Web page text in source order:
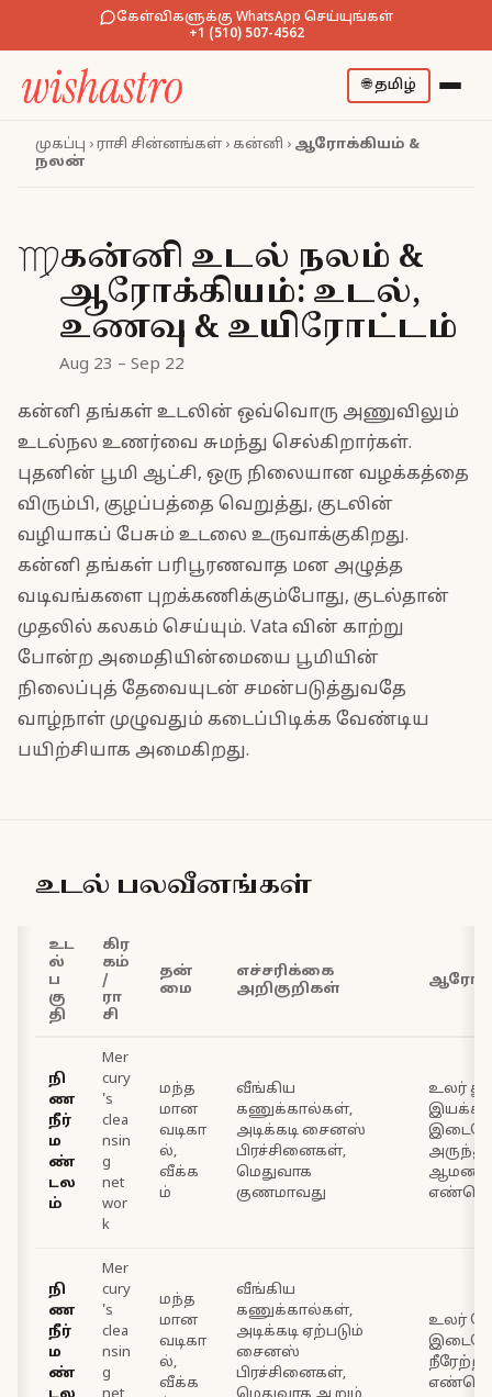
கேள்விகளுக்கு WhatsApp செய்யுங்கள்
+1 (510) 507-4562
🌐தமிழ்
முகப்பு ›ராசி சின்னங்கள்› கன்னி › ஆரோக்கியம் &
நலன்
♍கன்னி உடல் நலம் &
ஆரோக்கியம்: உடல்,
உணவு & உயிரோட்டம்
Aug 23 – Sep 22
கன்னி தங்கள் உடலின் ஒவ்வொரு அணுவிலும்
உடல்நல உணர்வை சுமந்து செல்கிறார்கள்.
புதனின் பூமி ஆட்சி, ஒரு நிலையான வழக்கத்தை
விரும்பி, குழப்பத்தை வெறுத்து, குடலின்
வழியாகப் பேசும் உடலை உருவாக்குகிறது.
கன்னி தங்கள் பரிபூரணவாத மன அழுத்த
வடிவங்களை புறக்கணிக்கும்போது, குடல்தான்
முதலில் கலகம் செய்யும். Vata வின் காற்று
போன்ற அமைதியின்மையை பூமியின்
நிலைப்புத் தேவையுடன் சமன்படுத்துவதே
வாழ்நாள் முழுவதும் கடைப்பிடிக்க வேண்டிய
பயிற்சியாக அமைகிறது.
உடல் பலவீனங்கள்
உட
ல்
ப
கு
தி
கிர
கம்
/
ரா
சி
தன்
மை
எச்சரிக்கை
அறிகுறிகள்
நி
ண
நீர்
ம
ண்
டல
ம்
Mer
cury
's
clea
nsin
g
net
wor
k
மந்த
மான
வடிகா
ல்,
வீக்க
ம்
வீங்கிய
கணுக்கால்கள்,
அடிக்கடி சைனஸ்
பிரச்சினைகள்,
மெதுவாக
குணமாவது
உலர்
இயக்க
நி
ண
நீர்
ம
ண்
Mer
cury
's
clea
nsin
g
மந்த
மான
வடிகா
ல்,
வீக்க
வீங்கிய
கணுக்கால்கள்,
அடிக்கடி ஏற்படும்
சைனஸ்
பிரச்சினைகள்,
உலர்